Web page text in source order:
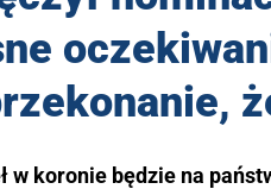
w koronie będzie na